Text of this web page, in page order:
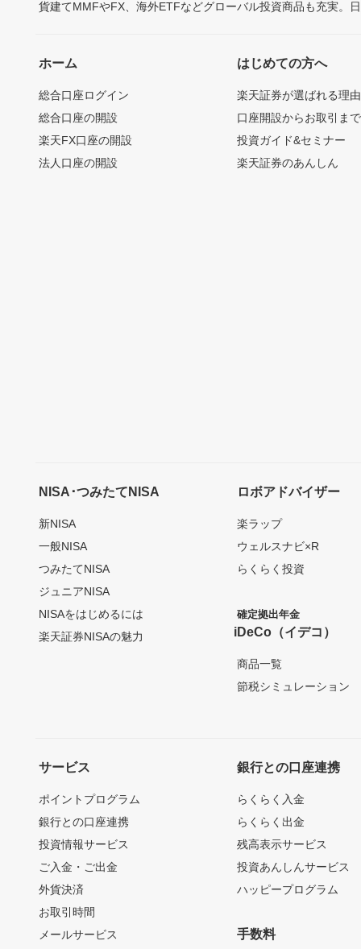
貨建てMMFやFX、海外ETFなどグローバル投資商品も充実。
ホーム
総合口座ログイン
総合口座の開設
楽天FX口座の開設
法人口座の開設
はじめての方へ
楽天証券が選ばれる理由
口座開設からお取引ま
投資ガイド&セミナー
楽天証券のあんしん
NISA･つみたてNISA
新NISA
一般NISA
つみたてNISA
ジュニアNISA
NISAをはじめるには
楽天証券NISAの魅力
ロボアドバイザー
楽ラップ
ウェルスナビ×R
らくらく投資
確定拠出年金
iDeCo（イデコ）
商品一覧
節税シミュレーション
サービス
ポイントプログラム
銀行との口座連携
投資情報サービス
ご入金・ご出金
外貨決済
お取引時間
メールサービス
銀行との口座連携
らくらく入金
らくらく出金
残高表示サービス
投資あんしんサービス
ハッピープログラム
手数料